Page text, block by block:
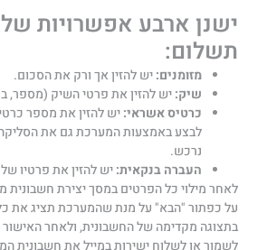
ישנן ארבע אפשרויות
תשלום:
מזומנים:יש להזין אך ורק את הסכום.
שיק:יש להזין את פרטי השיק (מספר,
כרטיס אשראי:יש להזין את מספר
לבצע באמצעות המערכת גם את
נרכש.
העברה בנקאית:יש להזין את פרטיו
לאחר מילוי כל הפרטים במסך יצירת חשבונית
על כפתור "הבא" על מנת שהמערכת תציג את
בתצוגה מקדימה של החשבונית, ולאחר האישור
לשמור או לשלוח ישירות במייל את חשבונית